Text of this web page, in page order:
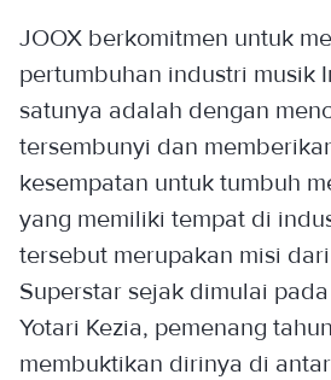
JOOX berkomitmen untuk
pertumbuhan industri musik
satunya adalah dengan
tersembunyi dan
kesempatan untuk tumbuh
yang memiliki tempat di
tersebut merupakan misi
Superstar sejak dimulai
Yotari Kezia, pemenang
membuktikan dirinya di